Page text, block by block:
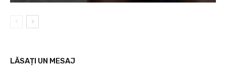
LĂSAȚI UN MESAJ